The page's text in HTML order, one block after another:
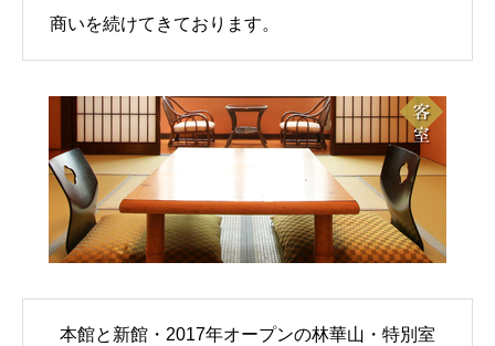
商いを続けてきております。
本館と新館・2017年オープンの林華山・特別室